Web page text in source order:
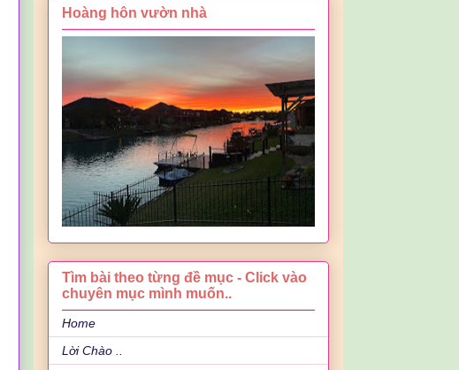
Hoàng hôn vườn nhà
Tìm bài theo từng đề mục - Click vào
chuyên mục mình muốn..
Home
Lời Chào ..